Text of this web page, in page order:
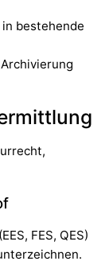
bestehende
FES, QES)